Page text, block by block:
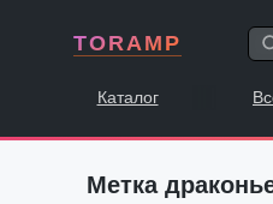
TORAMP
Каталог
Метка